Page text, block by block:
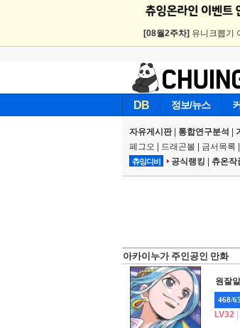
[08월2주차] 유니크뽑기
DB 정보/뉴스
자유게시판| 통합연구분석
페그오
드래곤볼 금서목록
츄잉디비 공식랭킹 츄온작
아카이누가 주인공인 만화
원잘알
468/
LV32